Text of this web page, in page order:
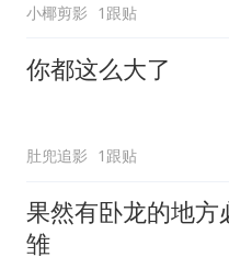
小椰剪影 1跟贴
你都这么大了
肚兜追影 1跟贴
果然有卧龙的地方
雏